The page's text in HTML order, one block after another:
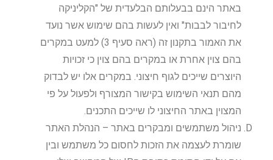
באתר הינם בבעלותם הבלעדית של "הקליניקה
לחיבור לבבות" ואין לעשות בהם שימוש אשר נועד
את האמור בתקנון זה (ראה סעיף 3) למעט במקרים
בהם צוין אחרת או במקרים בהם צוין כי זכויות
היוצרים שייכים לגוף חיצוני. במקרים אלו יש לבדוק
מהם תנאי השימוש בקישור המצורף ולפעול על פי
המצוין באתר החיצוני לו שייכים התכנים.
ניהול משתמשים ומבקרים באתר – הנהלת האתר
שומרת לעצמה את הזכות לחסום כל משתמש ובין